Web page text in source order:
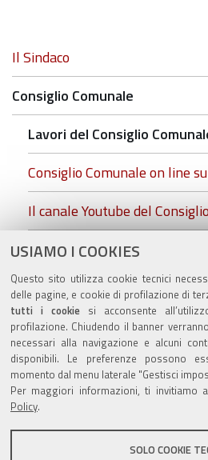
USIAMO I COOKIES
Questo sito utilizza cookie tecnici
delle pagine, e cookie di profilazione di
tutti i cookiesi acconsente
profilazione. Chiudendo il banner
necessari alla navigazione e alcuni
disponibili. Le preferenze possono
momento dal menu laterale "Gestisci
Per maggiori informazioni, ti invitiamo
Policy.
SOLO COOKIE
Navigazione
Il Sindaco
Consiglio Comunale
Lavori del Consiglio
Consiglio Comunale on line
Il canale Youtube del
cc.foto insediamento.rgb.jpg
Commissioni Consiliari
Valuta